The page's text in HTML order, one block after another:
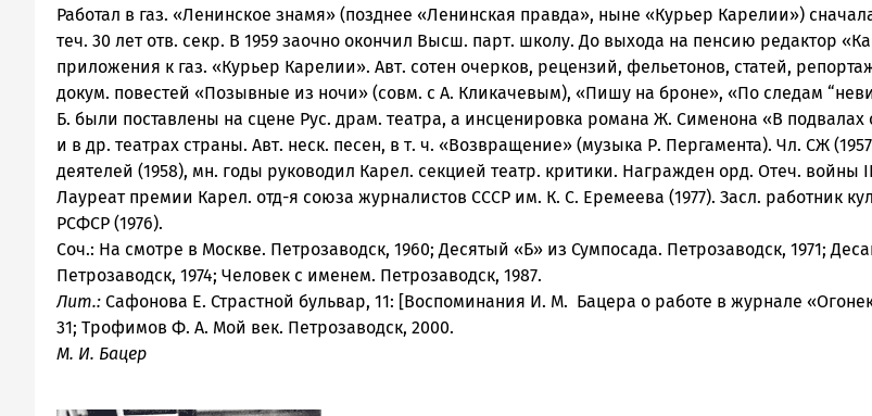
Работал в газ. «Ленинское знамя» (позднее «Ленинская правда», ныне «Курьер Карелии»)
теч. 30 лет отв. секр. В 1959 заочно окончил Высш. парт. школу. До выхода на пенсию редактор
приложения к газ. «Курьер Карелии». Авт. сотен очерков, рецензий, фельетонов, статей,
докум. повестей «Позывные из ночи» (совм. с А. Кликачевым), «Пишу на броне», «По следам
Б. были поставлены на сцене Рус. драм. театра, а инсценировка романа Ж. Сименона «В
и в др. театрах страны. Авт. неск. песен, в т. ч. «Возвращение» (музыка Р. Пергамента). Чл. СЖ
деятелей (1958), мн. годы руководил Карел. секцией театр. критики. Награжден орд. Отеч. войны
Лауреат премии Карел. отд-я союза журналистов СССР им. К. С. Еремеева (1977). Засл. работник
РСФСР (1976).
Соч.: На смотре в Москве. Петрозаводск, 1960; Десятый «Б» из Сумпосада. Петрозаводск, 1971;
Петрозаводск, 1974; Человек с именем. Петрозаводск, 1987.
Лит.: Сафонова Е. Страстной бульвар, 11: [Воспоминания И. М. Бацера о работе в журнале
31; Трофимов Ф. А. Мой век. Петрозаводск, 2000.
М. И. Бацер